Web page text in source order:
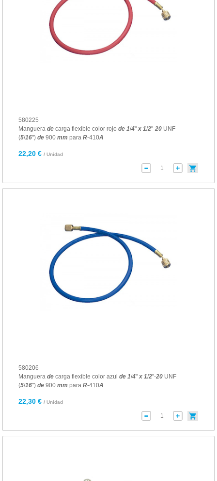
580225
Manguera decarga flexible color rojo de 1/4"x 1/2"-20UNF
(5/16") de900 mm para R-410A
22,20 € / Unidad
580206
Manguera decarga flexible color azul de 1/4"x 1/2"-20UNF
(5/16") de900 mm para R-410A
22,30 € / Unidad